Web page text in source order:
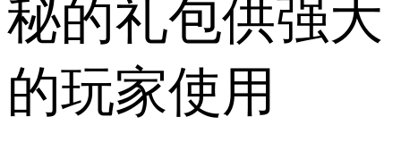
秘的礼包供强大
的玩家使用